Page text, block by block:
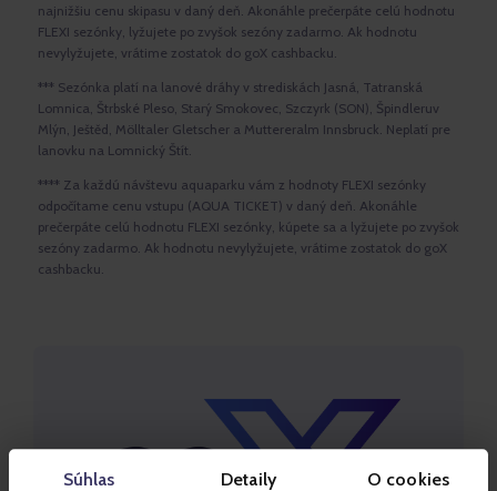
Súhlas Detaily O cookies
najnižšiu cenu skipasu v daný deň. Akonáhle prečerpáte celú hodnotu
FLEXI sezónky, lyžujete po zvyšok sezóny zadarmo. Ak hodnotu
nevylyžujete, vrátime zostatok do goX cashbacku.
*** Sezónka platí na lanové dráhy v strediskách Jasná, Tatranská
Lomnica, Štrbské Pleso, Starý Smokovec, Szczyrk (SON), Špindleruv
Mlýn, Ještěd, Mölltaler Gletscher a Muttereralm Innsbruck. Neplatí pre
lanovku na Lomnický Štít.
**** Za každú návštevu aquaparku vám z hodnoty FLEXI sezónky
odpočítame cenu vstupu (AQUA TICKET) v daný deň. Akonáhle
prečerpáte celú hodnotu FLEXI sezónky, kúpete sa a lyžujete po zvyšok
sezóny zadarmo. Ak hodnotu nevylyžujete, vrátime zostatok do goX
cashbacku.